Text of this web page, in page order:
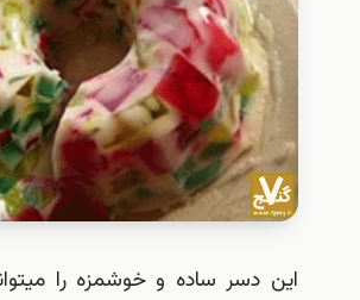
ساده و خوشمزه را ميتوانيد براي سرو